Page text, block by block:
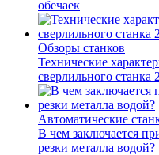
обечаек
Обзоры станков
Технические
сверлильного станка
Автоматические
В чем заключается
резки металла водой?